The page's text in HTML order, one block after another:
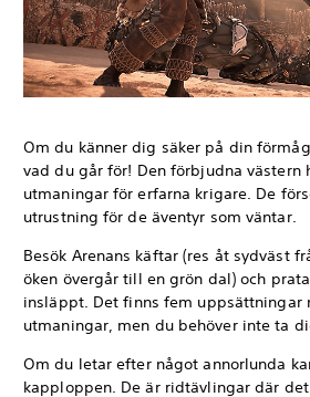
Om du känner dig säker på din
vad du går för! Den förbjudna västern
utmaningar för erfarna krigare. De
utrustning för de äventyr som väntar.
Besök Arenans käftar (res åt sydväst
öken övergår till en grön dal) och
insläppt. Det finns fem uppsättningar
utmaningar, men du behöver inte ta
Om du letar efter något annorlunda
kapploppen. De är ridtävlingar där